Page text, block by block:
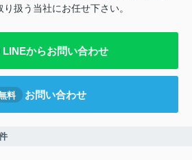
扱う当社にお任せ下さい。
LINEからお問い合わせ
料 お問い合わせ